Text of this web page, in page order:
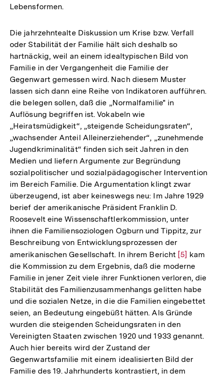
Lebensformen.
Die jahrzehntealte Diskussion um Krise bzw. Verfall
oder Stabilität der Familie hält sich deshalb so
hartnäckig, weil an einem idealtypischen Bild von
Familie in der Vergangenheit die Familie der
Gegenwart gemessen wird. Nach diesem Muster
lassen sich dann eine Reihe von Indikatoren aufführen.
die belegen sollen, daß die „Normalfamilie" in
Auflösung begriffen ist. Vokabeln wie
„Heiratsmüdigkeit“, „steigende Scheidungsraten“,
„wachsender Anteil Alleinerziehender“, „zunehmende
Jugendkriminalität“ finden sich seit Jahren in den
Medien und liefern Argumente zur Begründung
sozialpolitischer und sozialpädagogischer Intervention
im Bereich Familie. Die Argumentation klingt zwar
überzeugend, ist aber keineswegs neu: Im Jahre 1929
berief der amerikanische Präsident Franklin D.
Roosevelt eine Wissenschaftlerkommission, unter
ihnen die Familiensoziologen Ogburn und Tippitz, zur
Beschreibung von Entwicklungsprozessen der
amerikanischen Gesellschaft. In ihrem Bericht Zur
Auflösung
der
Fußnote
[5] kam
die Kommission zu dem Ergebnis, daß die moderne
Familie in jener Zeit viele ihrer Funktionen verloren, die
Stabilität des Familienzusammenhangs gelitten habe
und die sozialen Netze, in die die Familien eingebettet
seien, an Bedeutung eingebüßt hätten. Als Gründe
wurden die steigenden Scheidungsraten in den
Vereinigten Staaten zwischen 1920 und 1933 genannt.
Auch hier bereits wird der Zustand der
Gegenwartsfamilie mit einem idealisierten Bild der
Familie des 19. Jahrhunderts kontrastiert, in dem